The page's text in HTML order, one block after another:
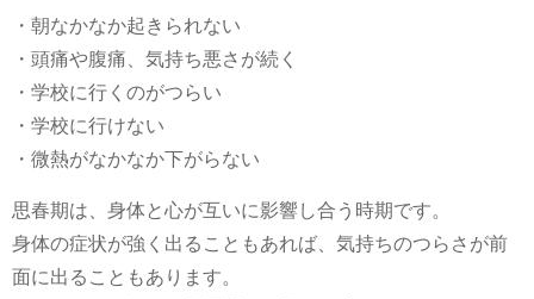
・朝なかなか起きられない
・頭痛や腹痛、気持ち悪さが続く
・学校に行くのがつらい
・学校に行けない
・微熱がなかなか下がらない
思春期は、身体と心が互いに影響し合う時期です。
身体の症状が強く出ることもあれば、気持ちのつらさが前
面に出ることもあります。